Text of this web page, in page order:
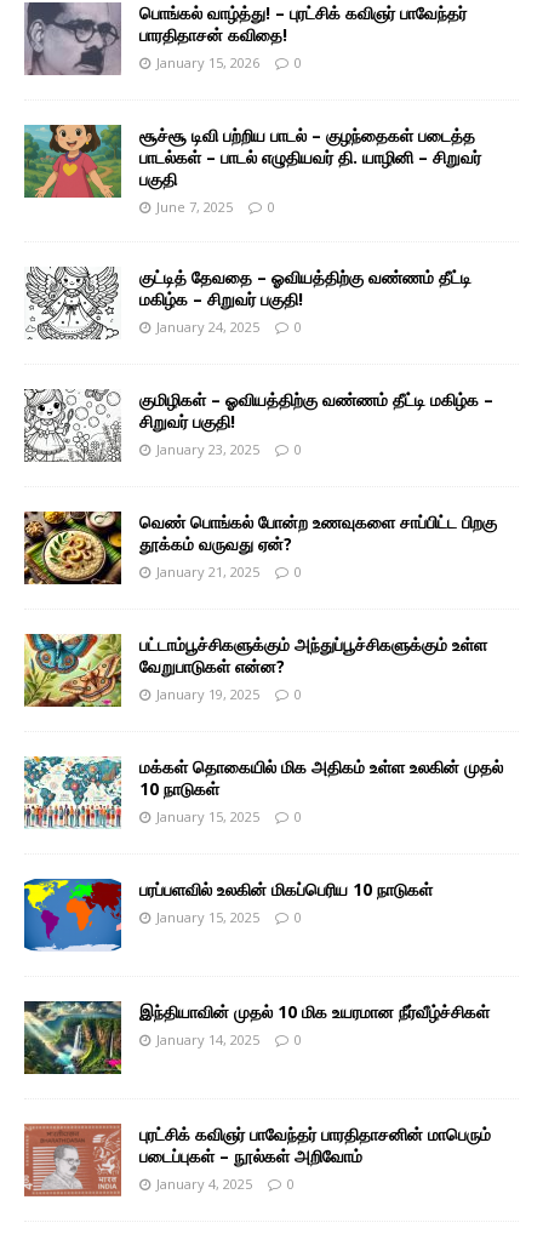
பொங்கல் வாழ்த்து! – புரட்சிக் கவிஞர் பாவேந்தர்
பாரதிதாசன் கவிதை!
January 15, 2026 0
சூச்சூ டிவி பற்றிய பாடல் – குழந்தைகள் படைத்த
பாடல்கள் – பாடல் எழுதியவர் தி. யாழினி – சிறுவர்
பகுதி
June 7, 2025 0
குட்டித் தேவதை – ஓவியத்திற்கு வண்ணம் தீட்டி
மகிழ்க – சிறுவர் பகுதி!
January 24, 2025 0
குமிழிகள் – ஓவியத்திற்கு வண்ணம் தீட்டி மகிழ்க –
சிறுவர் பகுதி!
January 23, 2025 0
வெண் பொங்கல் போன்ற உணவுகளை சாப்பிட்ட பிறகு
தூக்கம் வருவது ஏன்?
January 21, 2025 0
பட்டாம்பூச்சிகளுக்கும் அந்துப்பூச்சிகளுக்கும் உள்ள
வேறுபாடுகள் என்ன?
January 19, 2025 0
மக்கள் தொகையில் மிக அதிகம் உள்ள உலகின் முதல்
10 நாடுகள்
January 15, 2025 0
பரப்பளவில் உலகின் மிகப்பெரிய 10 நாடுகள்
January 15, 2025 0
இந்தியாவின் முதல் 10 மிக உயரமான நீர்வீழ்ச்சிகள்
January 14, 2025 0
புரட்சிக் கவிஞர் பாவேந்தர் பாரதிதாசனின் மாபெரும்
படைப்புகள் – நூல்கள் அறிவோம்
January 4, 2025 0